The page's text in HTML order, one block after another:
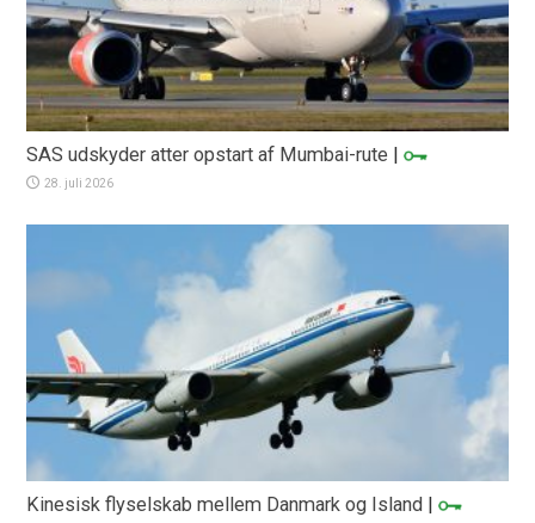
SAS udskyder atter opstart af Mumbai-rute |
28. juli 2026
Kinesisk flyselskab mellem Danmark og Island |